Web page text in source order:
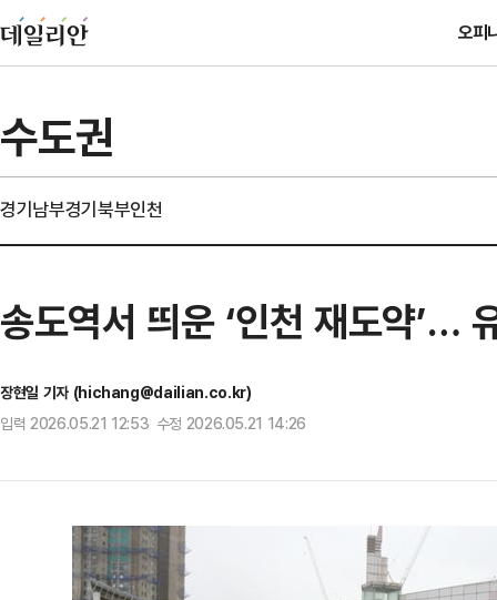
오피
수도권
경기남부경기북부인천
송도역서 띄운 ‘인천 재도약’…
장현일 기자 (hichang@dailian.co.kr)
입력 2026.05.21 12:53 수정 2026.05.21 14:26